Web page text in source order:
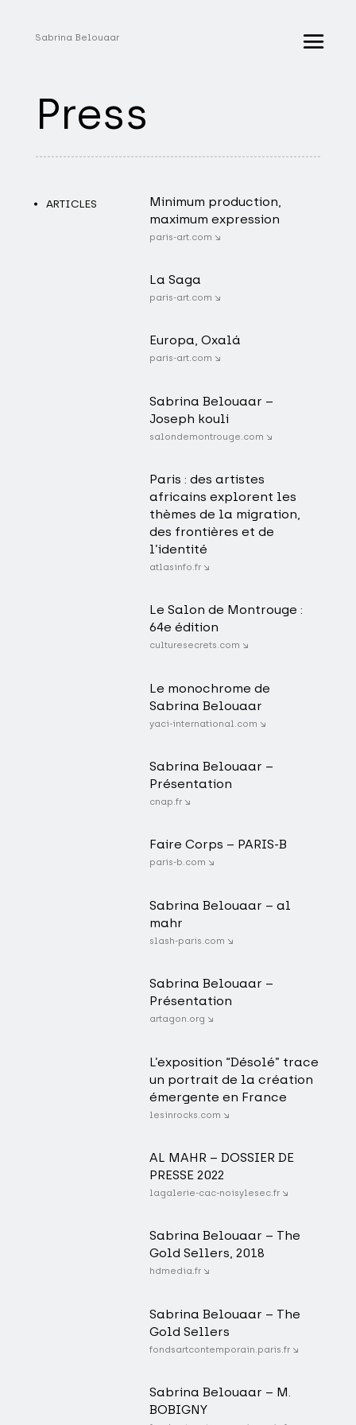
Sabrina Belouaar
Press
ARTICLES
Minimum production,
maximum expression
paris-art.com ↘
La Saga
paris-art.com ↘
Europa, Oxalá
paris-art.com ↘
Sabrina Belouaar –
Joseph kouli
salondemontrouge.com ↘
Paris : des artistes
africains explorent les
thèmes de la migration,
des frontières et de
l’identité
atlasinfo.fr ↘
Le Salon de Montrouge :
64e édition
culturesecrets.com ↘
Le monochrome de
Sabrina Belouaar
yaci-international.com ↘
Sabrina Belouaar –
Présentation
cnap.fr ↘
Faire Corps – PARIS-B
paris-b.com ↘
Sabrina Belouaar – al
mahr
slash-paris.com ↘
Sabrina Belouaar –
Présentation
artagon.org ↘
L’exposition “Désolé” trace
un portrait de la création
émergente en France
lesinrocks.com ↘
AL MAHR – DOSSIER DE
PRESSE 2022
lagalerie-cac-noisylesec.fr ↘
Sabrina Belouaar – The
Gold Sellers, 2018
hdmedia.fr ↘
Sabrina Belouaar – The
Gold Sellers
fondsartcontemporain.paris.fr ↘
Sabrina Belouaar – M.
BOBIGNY